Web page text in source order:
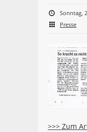
Sonntag,
Presse
>>> Zum